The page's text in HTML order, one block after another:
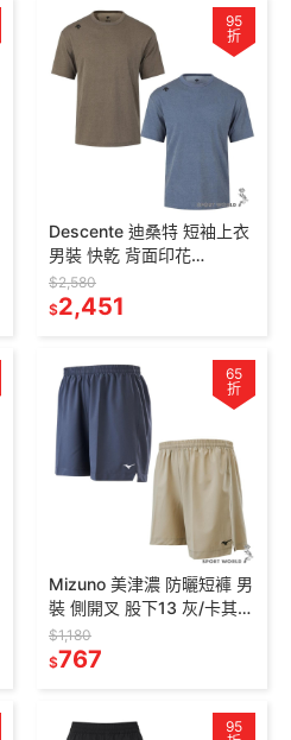
95
折
Descente 迪桑特 短袖上衣
男裝 快乾 背面印花
SR121TTS11-
BRWN/SR121TTS11-DBLU
$2,580
$2,451
65
折
Mizuno 美津濃 防曬短褲 男
裝 側開叉 股下13 灰/卡其
【運動世界】
J2TBC55107/J2TBC5514
$1,180
$767
95